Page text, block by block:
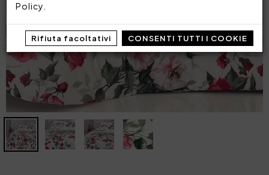
Policy
Rifiuta facoltativi CONSENTI TUTTI I COOKIE